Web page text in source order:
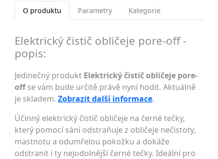
O produktu Parametry Kategorie
Elektrický čistič obličeje pore-off -
popis:
Jedinečný produkt Elektrický čistič obličeje pore-
offse vám bude určitě právě nyní hodit. Aktuálně
je skladem. Zobrazit další informace.
Účinný elektrický čistič obličeje na černé tečky,
který pomocí sání odstraňuje z obličeje nečistoty,
mastnotu a odumřelou pokožku a dokáže
odstranit i ty nejodolnější černé tečky. Ideální pro